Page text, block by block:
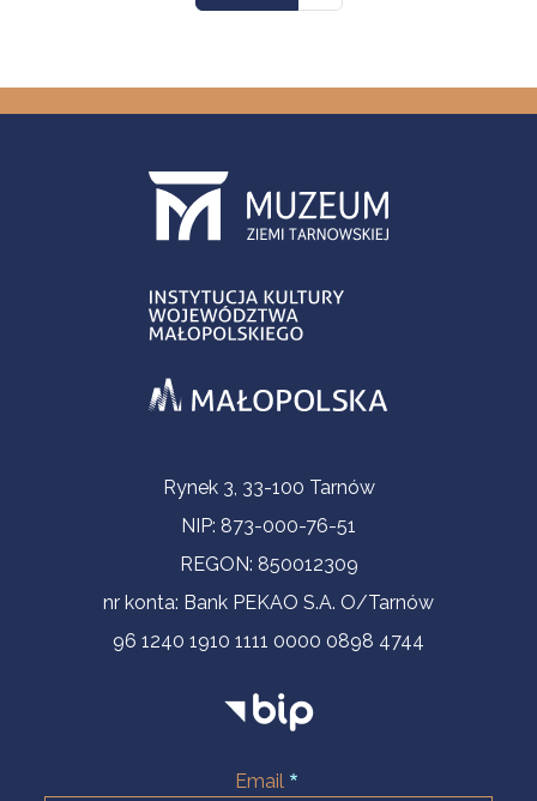
Informacje kontaktoweRynek 3, 33-100 Tarnów
NIP: 873-000-76-51
REGON: 850012309
nr konta: Bank PEKAO S.A. O/Tarnów
96 1240 1910 1111 0000 0898 4744
Email